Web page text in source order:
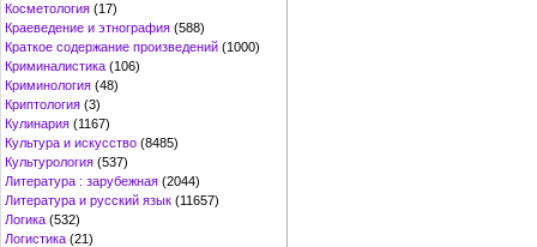
Косметология (17)
Краеведение и этнография (588)
Краткое содержание произведений (1000)
Криминалистика (106)
Криминология (48)
Криптология (3)
Кулинария (1167)
Культура и искусство (8485)
Культурология (537)
Литература : зарубежная (2044)
Литература и русский язык (11657)
Логика (532)
Логистика (21)